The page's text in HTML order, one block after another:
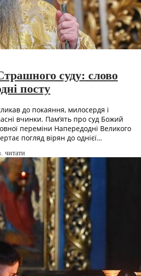
суду: слово
посту
до покаяння, милосердя і
вчинки. Пам’ять про суд Божий
переміни Напередодні Великого
погляд вірян до однієї…
читати